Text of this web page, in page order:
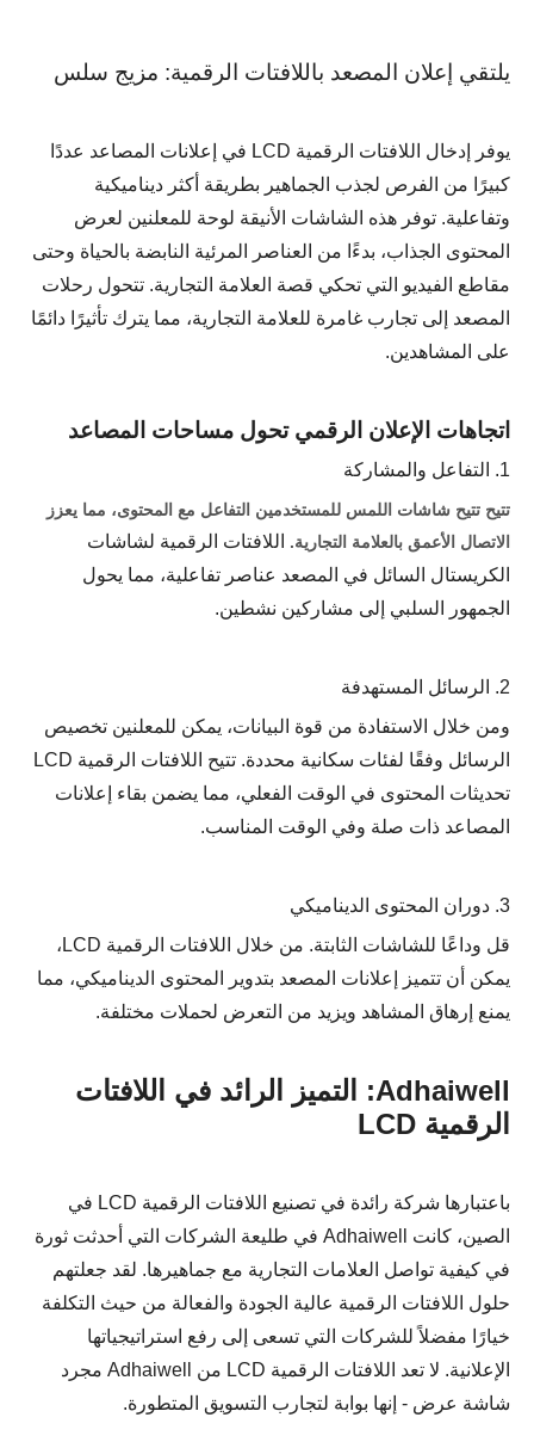
يلتقي إعلان المصعد باللافتات الرقمية: مزيج سلس
يوفر إدخال اللافتات الرقمية LCD في إعلانات المصاعد عددًا
كبيرًا من الفرص لجذب الجماهير بطريقة أكثر ديناميكية
وتفاعلية. توفر هذه الشاشات الأنيقة لوحة للمعلنين لعرض
المحتوى الجذاب، بدءًا من العناصر المرئية النابضة بالحياة وحتى
مقاطع الفيديو التي تحكي قصة العلامة التجارية. تتحول رحلات
المصعد إلى تجارب غامرة للعلامة التجارية، مما يترك تأثيرًا دائمًا
على المشاهدين.
اتجاهات الإعلان الرقمي تحول مساحات المصاعد
1. التفاعل والمشاركة
تتيح تتيح شاشات اللمس للمستخدمين التفاعل مع المحتوى، مما يعزز
الاتصال الأعمق بالعلامة التجارية.
اللافتات الرقمية لشاشات
الكريستال السائل في المصعد عناصر تفاعلية، مما يحول
الجمهور السلبي إلى مشاركين نشطين.
2. الرسائل المستهدفة
ومن خلال الاستفادة من قوة البيانات، يمكن للمعلنين تخصيص
الرسائل وفقًا لفئات سكانية محددة. تتيح اللافتات الرقمية LCD
تحديثات المحتوى في الوقت الفعلي، مما يضمن بقاء إعلانات
المصاعد ذات صلة وفي الوقت المناسب.
3. دوران المحتوى الديناميكي
قل وداعًا للشاشات الثابتة. من خلال اللافتات الرقمية LCD،
يمكن أن تتميز إعلانات المصعد بتدوير المحتوى الديناميكي، مما
يمنع إرهاق المشاهد ويزيد من التعرض لحملات مختلفة.
Adhaiwell: التميز الرائد في اللافتات
الرقمية LCD
باعتبارها شركة رائدة في تصنيع اللافتات الرقمية LCD في
الصين، كانت Adhaiwell في طليعة الشركات التي أحدثت ثورة
في كيفية تواصل العلامات التجارية مع جماهيرها. لقد جعلتهم
حلول اللافتات الرقمية عالية الجودة والفعالة من حيث التكلفة
خيارًا مفضلاً للشركات التي تسعى إلى رفع استراتيجياتها
الإعلانية. لا تعد اللافتات الرقمية LCD من Adhaiwell مجرد
شاشة عرض - إنها بوابة لتجارب التسويق المتطورة.